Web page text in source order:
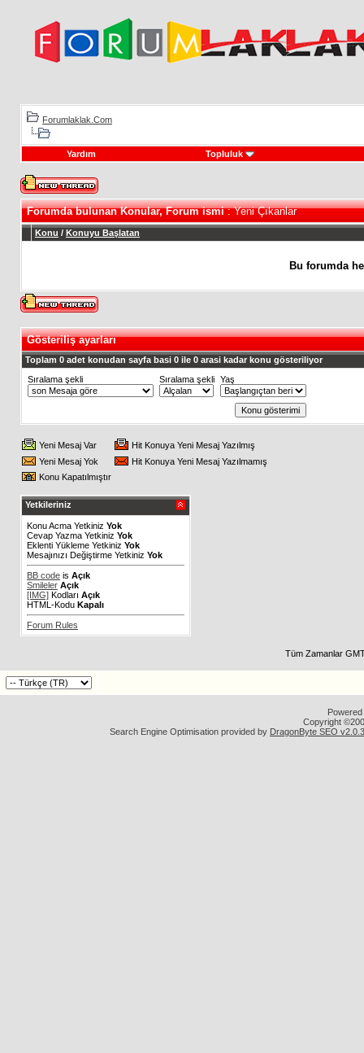
Forumlaklak.Com
Yardım Topluluk
Forumda bulunan Konular, Forum ismi: Yeni Çıkanlar
Konu / Konuyu Başlatan
Bu forumda
Gösteriliş ayarları
Toplam 0 adet konudan sayfa basi 0 ile 0 arasi kadar konu gösteriliyor
Sıralama şekli
Sıralama şekli Yaş
Yeni Mesaj Var
Hit Konuya Yeni Mesaj Yazılmış
Yeni Mesaj Yok
Hit Konuya Yeni Mesaj Yazılmamış
Konu Kapatılmıştır
Yetkileriniz
Konu Acma Yetkiniz Yok
Cevap Yazma Yetkiniz Yok
Eklenti Yükleme Yetkiniz Yok
Mesajınızı Değiştirme Yetkiniz Yok
BB code is Açık
Smileler Açık
[IMG] Kodları Açık
HTML-Kodu Kapalı
Forum Rules
Tüm Zamanlar
Copyright
Search Engine Optimisation provided by DragonByte SEO